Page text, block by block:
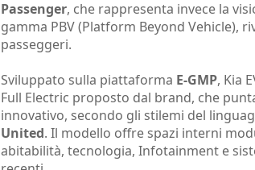
Passenger, che rappresenta invece la
gamma PBV (Platform Beyond Vehicle),
passeggeri.
Sviluppato sulla piattaforma E-GMP, Kia
Full Electric proposto dal brand, che
innovativo, secondo gli stilemi del
United. Il modello offre spazi interni
abitabilità, tecnologia, Infotainment e